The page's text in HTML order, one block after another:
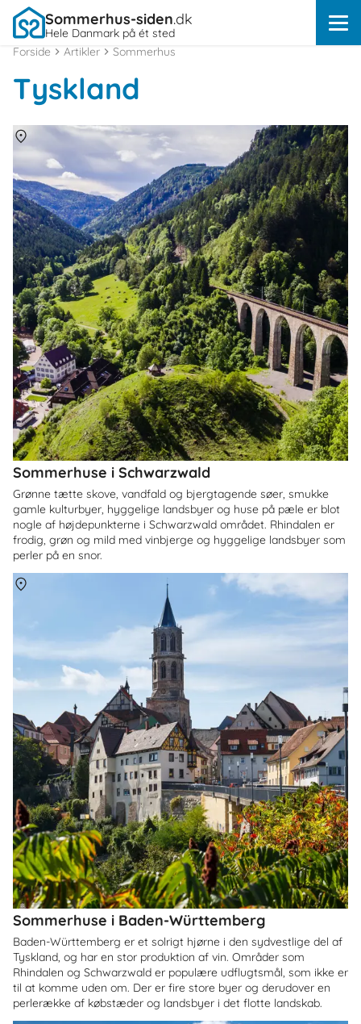
Sommerhus-siden.dk
Hele Danmark på ét sted
Forside
Artikler Sommerhus
Tyskland
Sommerhuse i Schwarzwald
Grønne tætte skove, vandfald og bjergtagende søer, smukke
gamle kulturbyer, hyggelige landsbyer og huse på pæle er blot
nogle af højdepunkterne i Schwarzwald området. Rhindalen er
frodig, grøn og mild med vinbjerge og hyggelige landsbyer som
perler på en snor.
Schwarzwald
Sommerhuse i Baden-Württemberg
Baden-Württemberg er et solrigt hjørne i den sydvestlige del af
Tyskland, og har en stor produktion af vin. Områder som
Rhindalen og Schwarzwald er populære udflugtsmål, som ikke er
til at komme uden om. Der er fire store byer og derudover en
perlerække af købstæder og landsbyer i det flotte landskab.